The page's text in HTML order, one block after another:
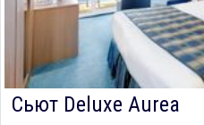
Сьют Deluxe Aurea